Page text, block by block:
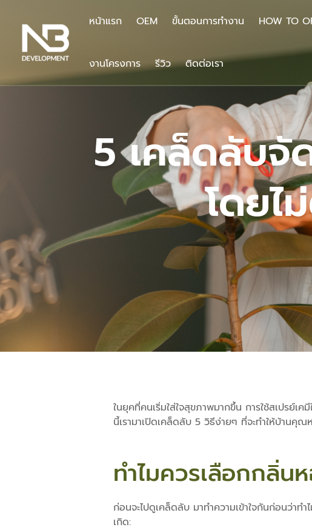
content
หน้าแรก OEM ขั้นตอนการทำงาน HOW TO
งานโครงการ รีวิว ติดต่อเรา
5 เคล็ดลับจั
โดยไ
ในยุคที่คนเริ่มใส่ใจสุขภาพมากขึ้น การใช้สเปรย์เ
นี้เรามาเปิดเคล็ดลับ 5 วิธีง่ายๆ ที่จะทำให้บ้าน
ทำไมควรเลือกกลิ่น
ก่อนจะไปดูเคล็ดลับ มาทำความเข้าใจกันก่อนว่าท
เกิด: